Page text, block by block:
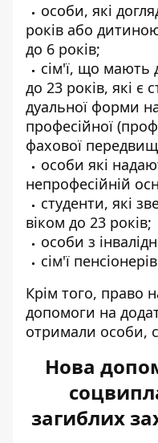
особи, які
років або
до 6 років;
сім'ї, що мають
до 23 років, які є
дуальної форми
професійної
фахової
особи які
непрофесійній
студенти, які
віком до 23 років;
особи з
сім'ї
Крім того, право
допомоги на
отримали особи,
Нова
загиблих